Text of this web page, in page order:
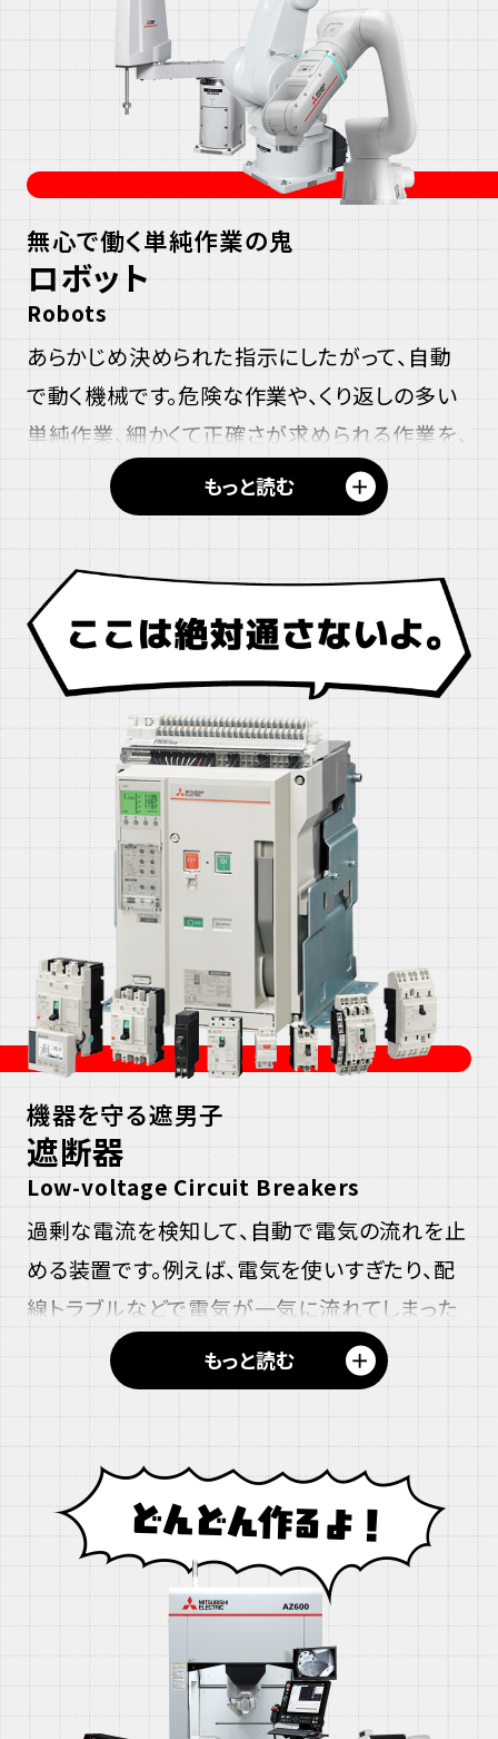
無心で働く単純作業の鬼
ロボット
Robots
あらかじめ決められた指示にしたがって、自動
で動く機械です。危険な作業や、くり返しの多い
単純作業、細かくて正確さが求められる作業を、
人の代わりに行います。いろいろな形の「ハンド
（手の部分）」を使って、組み立て・運搬・検査な
ど、さまざまな工程で活躍しています。
ロボットについて詳しく見る
もっと読む ＋
機器を守る遮男子
遮断器
Low-voltage Circuit Breakers
過剰な電流を検知して、自動で電気の流れを止
めると
め
装置です。例えば、電気を使いすぎたり、配
線トラブルなどで電気が一気に流れてしまった
ときに働き、機械や電線を守ってくれます。ちな
みに三菱電機は、1933年に日本で初めてヒュ
ーズが不要な「ノーヒューズ遮断器」を発売し、
今も市場をリードしています。
遮断器について詳しく見る
もっと読む ＋